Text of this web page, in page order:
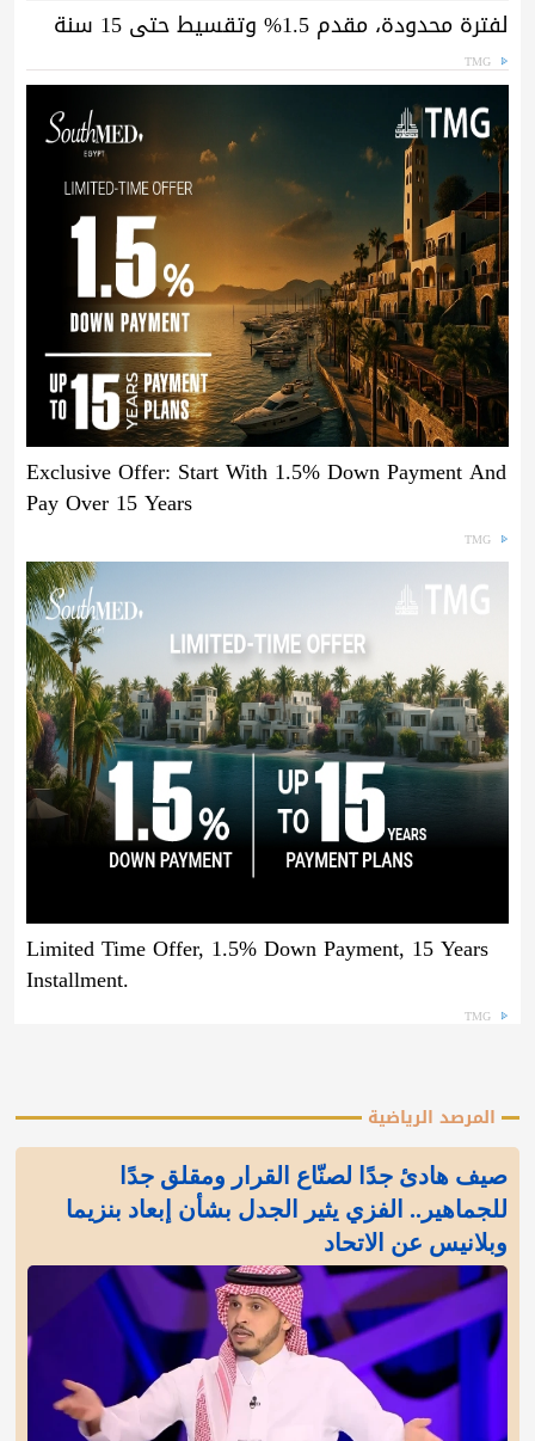
لفترة محدودة، مقدم 1.5% وتقسيط حتى 15 سنة
TMG
Exclusive Offer: Start With 1.5% Down Payment And
Pay Over 15 Years
TMG
Limited Time Offer, 1.5% Down Payment, 15 Years
Installment.
TMG
المرصد الرياضية
صيف هادئ جدًا لصنّاع القرار ومقلق جدًا
للجماهير.. الفزي يثير الجدل بشأن إبعاد بنزيما
وبلانيس عن الاتحاد